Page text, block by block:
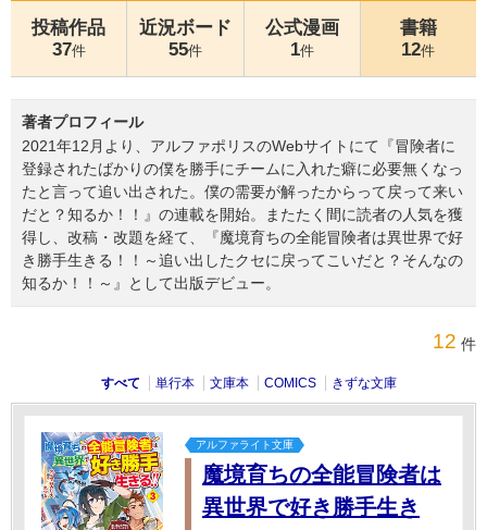
投稿作品
37件
近況ボード
55件
公式漫画
1件
書籍
12件
著者プロフィール
2021年12月より、アルファポリスのWebサイトにて『冒険者に
登録されたばかりの僕を勝手にチームに入れた癖に必要無くなっ
たと言って追い出された。僕の需要が解ったからって戻って来い
だと？知るか！！』の連載を開始。またたく間に読者の人気を獲
得し、改稿・改題を経て、『魔境育ちの全能冒険者は異世界で好
き勝手生きる！！～追い出したクセに戻ってこいだと？そんなの
知るか！！～』として出版デビュー。
12 件
すべて 単行本 文庫本 COMICS きずな文庫
アルファライト文庫
魔境育ちの全能冒険者は
異世界で好き勝手生き